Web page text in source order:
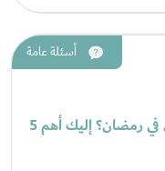
أسئلة عامة
كيف أنظم وقتي في رمضان؟ إليك أهم 5